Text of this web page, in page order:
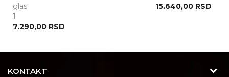
glas
1
7.290,00 RSD
15.640,00 RSD
KONTAKT